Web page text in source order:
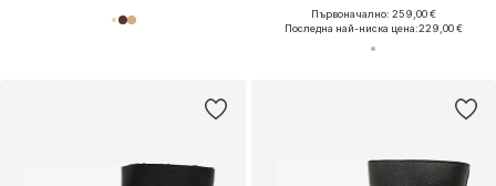
Първоначално: 259,00 €
Последна най-ниска цена:229,00 €